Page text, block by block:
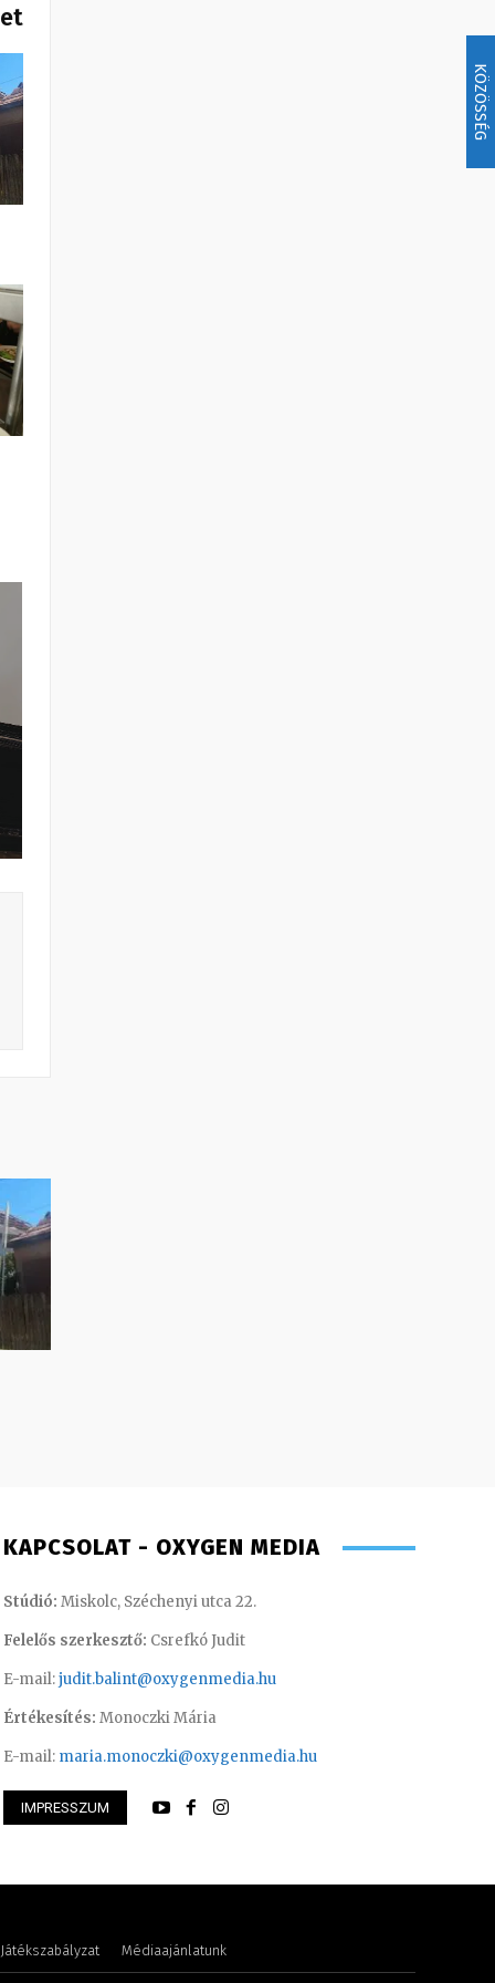
KÖZÖSSÉG
– operatőr-vágó
KAPCSOLAT - OXYGEN MEDIA
Stúdió: Miskolc, Széchenyi utca 22.
Felelős szerkesztő: Csrefkó Judit
E-mail:judit.balint@oxygenmedia.hu
Értékesítés: Monoczki Mária
E-mail: maria.monoczki@oxygenmedia.hu
IMPRESSZUM
Játékszabályzat Médiaajánlatunk